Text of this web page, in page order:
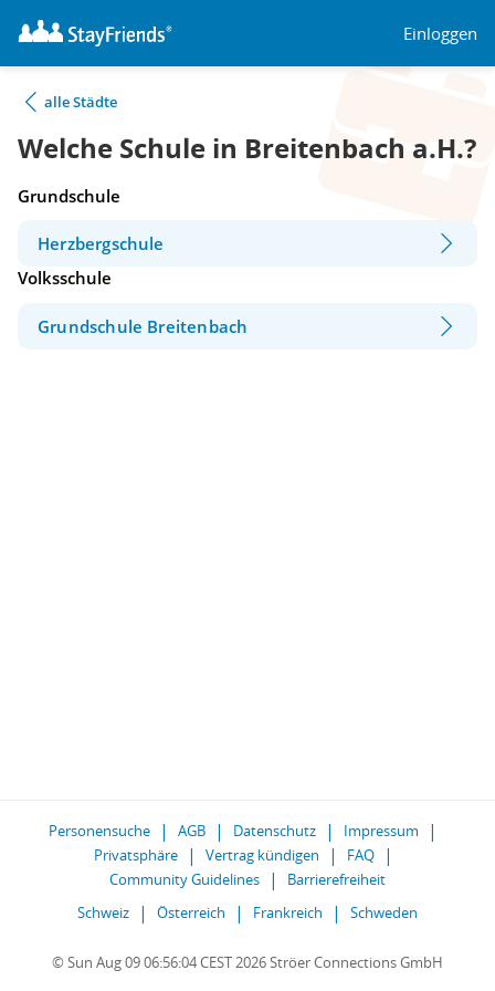
Einloggen
alle Städte
Welche Schule in Breitenbach a.H.?
Grundschule
Herzbergschule
Volksschule
Grundschule Breitenbach
Personensuche AGB Datenschutz
Impressum
Privatsphäre
Vertrag kündigen
FAQ
Community Guidelines
Barrierefreiheit
Schweiz
Österreich Frankreich Schweden
© Sun Aug 09 06:56:04 CEST 2026 Ströer Connections GmbH